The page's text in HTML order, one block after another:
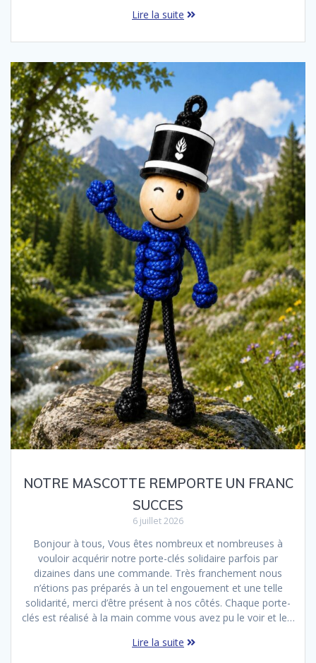
Lire la suite
NOTRE MASCOTTE REMPORTE UN FRANC
SUCCES
6 juillet 2026
Bonjour à tous, Vous êtes nombreux et nombreuses à
vouloir acquérir notre porte-clés solidaire parfois par
dizaines dans une commande. Très franchement nous
n’étions pas préparés à un tel engouement et une telle
solidarité, merci d’être présent à nos côtés. Chaque porte-
clés est réalisé à la main comme vous avez pu le voir et le…
Lire la suite